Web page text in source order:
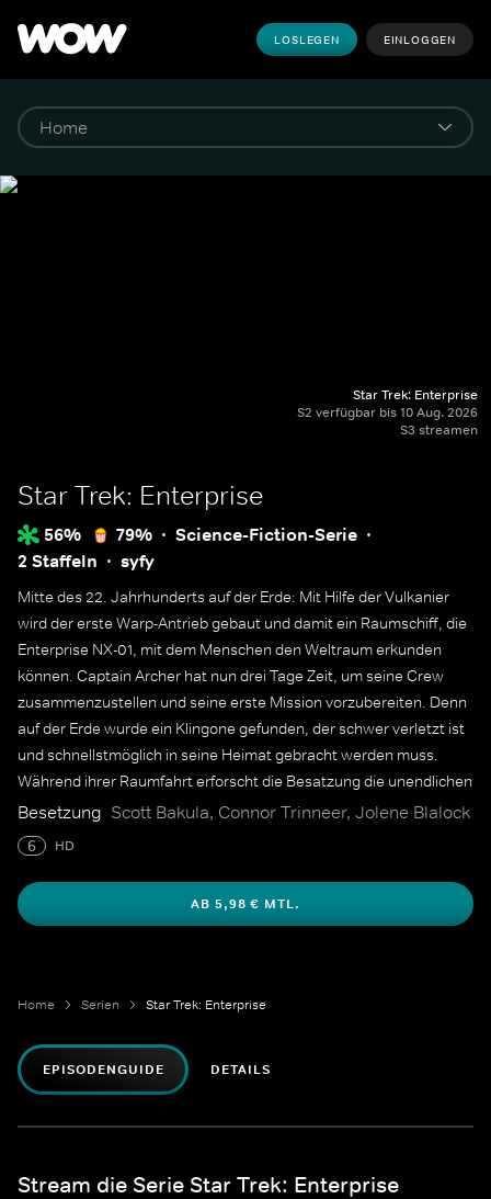
LOSLEGEN EINLOGGEN
Star Trek: Enterprise
S2 verfügbar bis 10 Aug. 2026
S3 streamen
Star Trek: Enterprise
56% 79%
Science-Fiction-Serie
2 Staffeln
syfy
Mitte des 22. Jahrhunderts auf der Erde: Mit Hilfe der Vulkanier
wird der erste Warp-Antrieb gebaut und damit ein Raumschiff, die
Enterprise NX-01, mit dem Menschen den Weltraum erkunden
können. Captain Archer hat nun drei Tage Zeit, um seine Crew
zusammenzustellen und seine erste Mission vorzubereiten. Denn
auf der Erde wurde ein Klingone gefunden, der schwer verletzt ist
und schnellstmöglich in seine Heimat gebracht werden muss.
Während ihrer Raumfahrt erforscht die Besatzung die unendlichen
Weiten des Weltalls und ebnet den Weg für einen interstellaren
Völkerbund. Dabei stehen dem Captain sein Hund Porthos, die
vulkanische Wissenschaftsoffizierin T'Pol, der Chefingenieur Trip
sowie der medizinische Offizier Dr. Phlox zur Seite.
Besetzung Scott Bakula, Connor Trinneer, Jolene Blalock
6 HD
AB 5,98 € MTL.
Home Serien Star Trek: Enterprise
EPISODENGUIDE DETAILS
Stream die Serie Star Trek: Enterprise